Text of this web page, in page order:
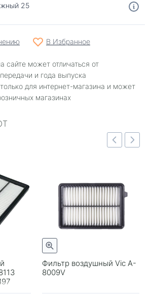
25
В Избранное
сайте может отличаться от
и года выпуска
для интернет-магазина и может
магазинах
Фильтр воздушный Vic A-
8009V
Быстрый просмотр